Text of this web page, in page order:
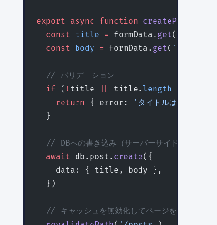
export async function createPost
  const
title = formData. get(
  const
body = formData. get( 'body'
  // バリデーション
  if
( ! title title. length
    return
{ error:
'タイトルは3文字以上
  }
  // DBへの書き込み（サーバーサイドのみ）
  await
db.post. create({
    data: { title, body },
  })
  // キャッシュを無効化してページを再検証